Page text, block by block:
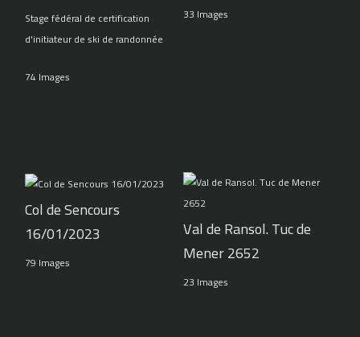
Stage fédéral de certification
d'initiateur de ski de randonnée
74 Images
33 Images
Col de Sencours
16/01/2023
79 Images
Val de Ransol. Tuc de
Mener 2652
23 Images